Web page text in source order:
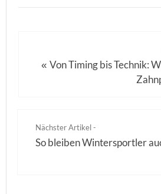
«Von Timing bis Technik:
Nächster Artikel -
So bleiben Wintersportler